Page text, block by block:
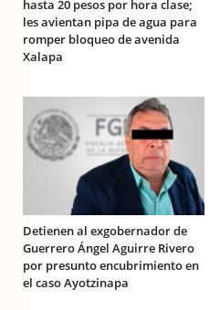
hasta 20 pesos por hora clase;
les avientan pipa de agua para
romper bloqueo de avenida
Xalapa
Detienen al exgobernador de
Guerrero Ángel Aguirre Rivero
por presunto encubrimiento en
el caso Ayotzinapa